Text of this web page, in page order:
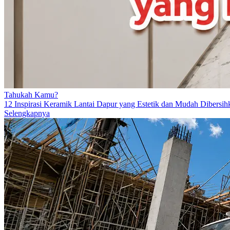
Tahukah Kamu?
12 Inspirasi Keramik Lantai Dapur yang Estetik dan Mudah
Selengkapnya